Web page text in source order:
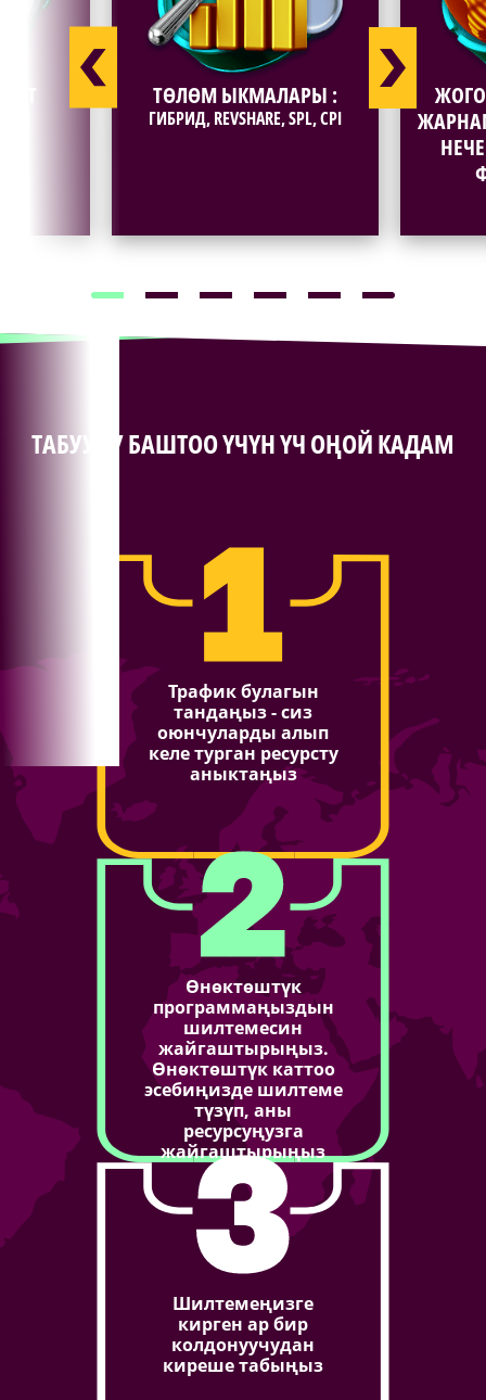
ТӨЛӨМ ЫКМАЛАРЫ :
ГИБРИД, REVSHARE, SPL, CPI
ТАБУУНУ БАШТОО ҮЧҮН ҮЧ ОҢОЙ КАДАМ
Трафик булагын
тандаңыз - сиз
оюнчуларды алып
келе турган ресурсту
аныктаңыз
Өнөктөштүк
программаңыздын
шилтемесин
жайгаштырыңыз.
Өнөктөштүк каттоо
эсебиңизде шилтеме
түзүп, аны
ресурсуңузга
жайгаштырыңыз
Шилтемеңизге
кирген ар бир
колдонуучудан
киреше табыңыз